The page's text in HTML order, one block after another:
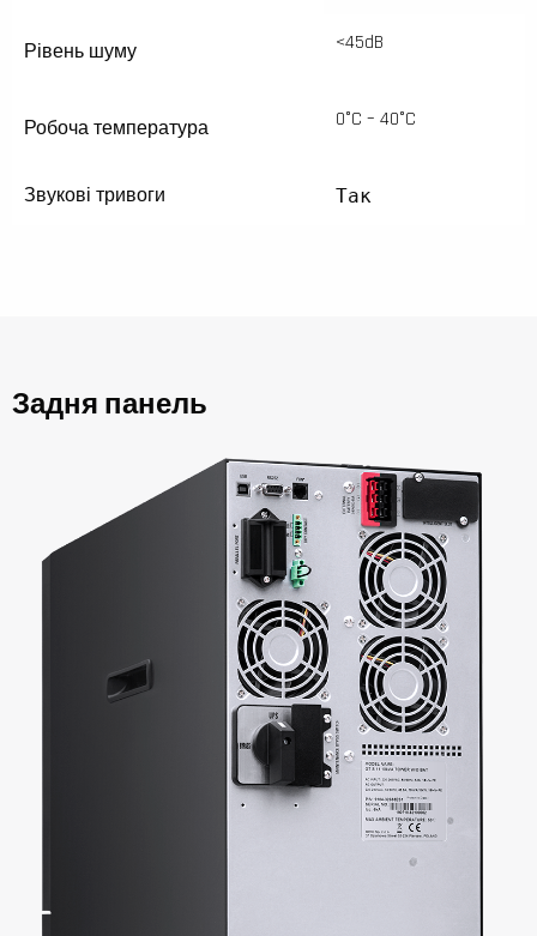
Рівень шуму <45dB
Робоча температура 0°C – 40°C
Звукові тривоги Так
Задня панель